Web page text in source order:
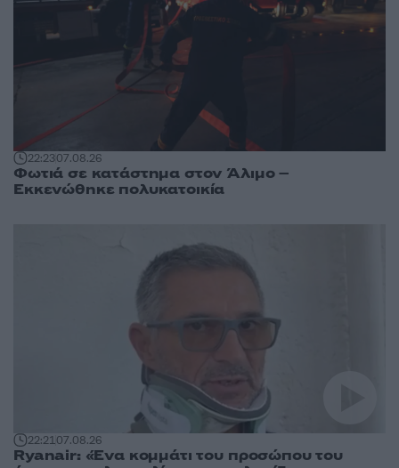
22:2307.08.26
Φωτιά σε κατάστημα στον Άλιμο –
Εκκενώθηκε πολυκατοικία
22:2107.08.26
Ryanair: «Ένα κομμάτι του προσώπου του